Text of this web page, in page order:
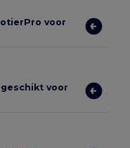
voor
voor